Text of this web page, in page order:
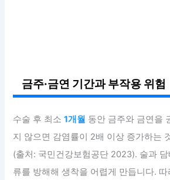
금주·금연 기간과 부작용 위험
수술 후 최소1개월 동안 금주와 금연을
지 않으면 감염률이 2배 이상 증가하는
(출처: 국민건강보험공단 2023). 술과
류를 방해해 생착을 어렵게 만듭니다. 따